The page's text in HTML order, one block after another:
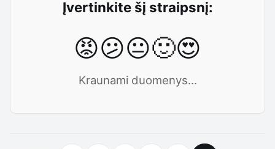
Įvertinkite šį straipsnį:
😡😕😐🙂😍
Kraunami duomenys...